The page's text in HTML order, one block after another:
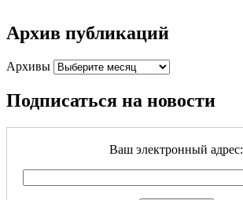
Архив публикаций
Архивы
Подписаться на новости
Ваш электронный адрес: